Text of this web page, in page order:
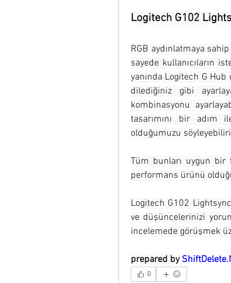
Logitech G102
RGB aydınlatmaya
sayede kullanıcıların
yanında Logitech G
dilediğiniz gibi
kombinasyonu
tasarımını bir adım
olduğumuzu
Tüm bunları uygun bir
performans ürünü
Logitech G102
ve düşüncelerinizi
incelemede görüşmek
prepared by
0